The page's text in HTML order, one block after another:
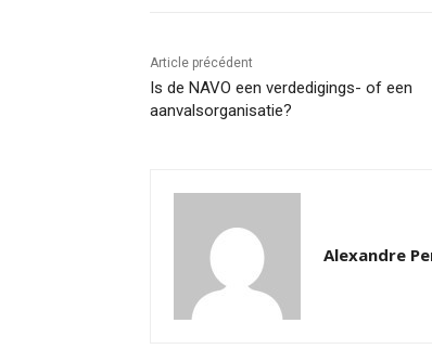
Article précédent
Is de NAVO een verdedigings- of een
aanvalsorganisatie?
Alexandre